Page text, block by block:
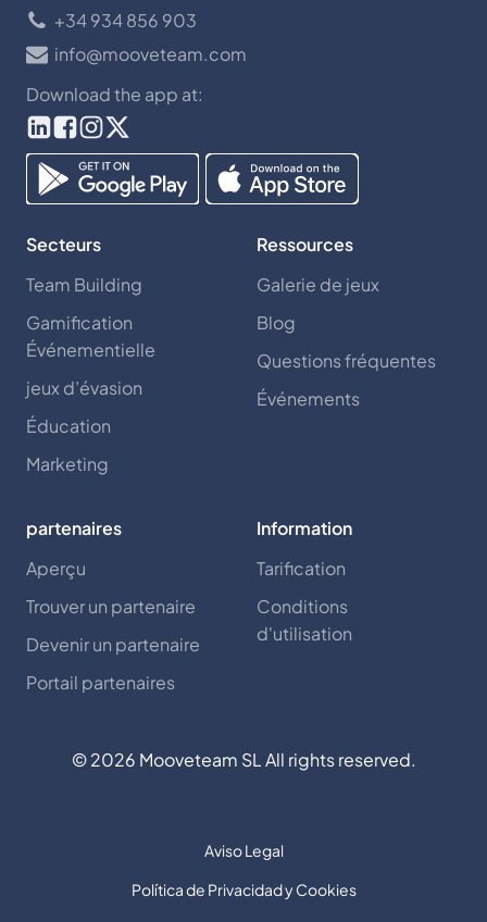
+34 934 856 903
info@mooveteam.com
Download the app at:
Secteurs
Team Building
Gamification
Événementielle
jeux d’évasion
Éducation
Marketing
Ressources
Galerie de jeux
Blog
Questions fréquentes
Événements
partenaires
Aperçu
Trouver un partenaire
Devenir un partenaire
Portail partenaires
Information
Tarification
Conditions
d'utilisation
©2026 Mooveteam SL All rights reserved.
Aviso Legal
Política de Privacidad y Cookies